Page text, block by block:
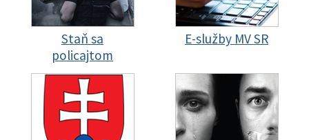
Staň sa
policajtom
E-služby MV SR